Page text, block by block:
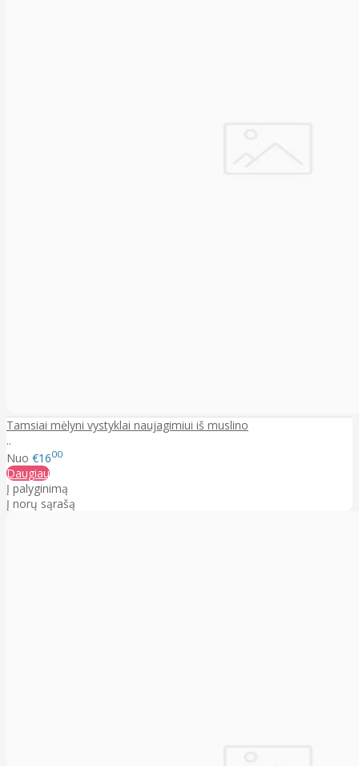
Tamsiai mėlyni vystyklai naujagimiui iš muslino
..
Nuo €1600
Daugiau
Į palyginimą
Į norų sąrašą